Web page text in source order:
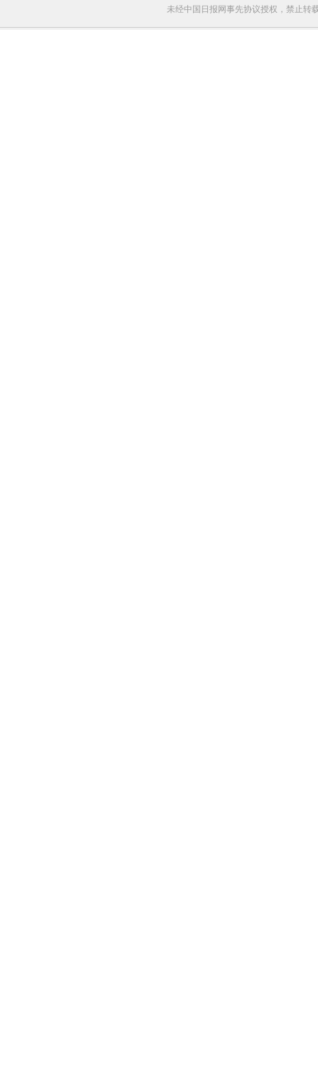
未经中国日报网事先协议授权，禁止转